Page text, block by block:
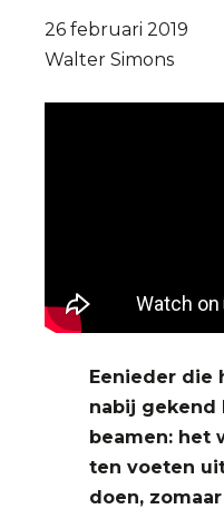
26 februari 2019
Walter Simons
Eenieder die
nabij gekend
beamen: het
ten voeten
doen,